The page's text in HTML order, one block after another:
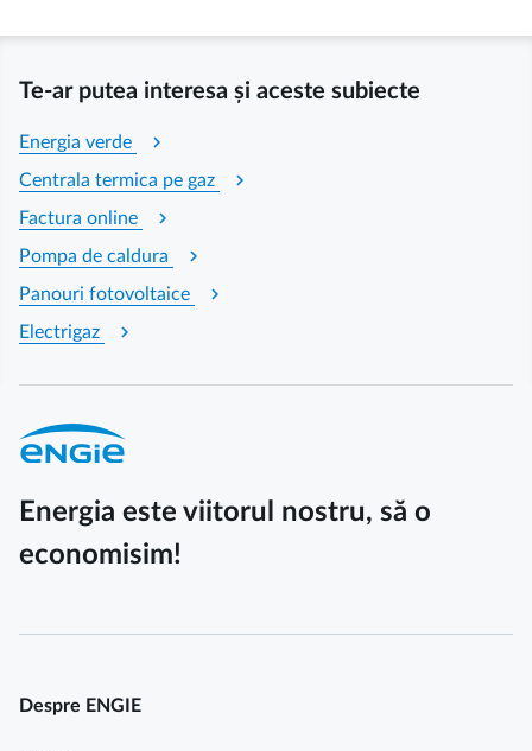
Te-ar putea interesa și aceste subiecte
Energia verde chevron_right
Centrala termica pe gaz chevron_right
Factura online chevron_right
Pompa de caldura chevron_right
Panouri fotovoltaice chevron_right
Electrigaz chevron_right
Energia este viitorul nostru, să o
economisim!
Despre ENGIE